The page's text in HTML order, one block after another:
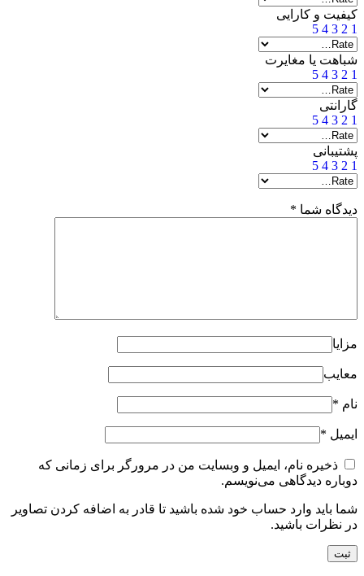
کیفیت و کارایی
1
2
3
4
5
شباهت یا مغایرت
1
2
3
4
5
گارانتی
1
2
3
4
5
پشتیبانی
1
2
3
4
5
دیدگاه شما *
مزایا
معایب
نام *
ایمیل *
ذخیره نام، ایمیل و وبسایت من در مرورگر برای زمانی که
دوباره دیدگاهی می‌نویسم.
شما باید وارد حساب خود شده باشید تا قادر به اضافه کردن تصاویر
در نظرات باشید.